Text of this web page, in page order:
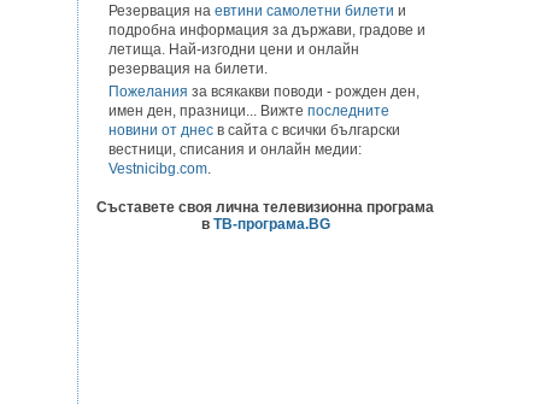
Резервация на евтини самолетни билети и
подробна информация за държави, градове и
летища. Най-изгодни цени и онлайн
резервация на билети.
Пожелания за всякакви поводи - рожден ден,
имен ден, празници... Вижте последните
новини от днес в сайта с всички български
вестници, списания и онлайн медии:
Vestnicibg.com.
Съставете своя лична телевизионна програма
в ТВ-програма.BG